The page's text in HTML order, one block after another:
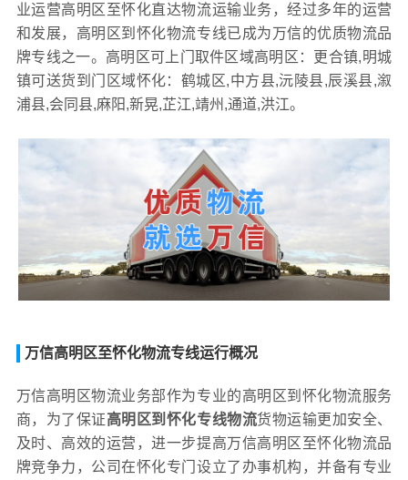
业运营高明区至怀化直达物流运输业务，经过多年的运营
和发展，高明区到怀化物流专线已成为万信的优质物流品
牌专线之一。高明区可上门取件区域高明区：更合镇,明城
镇可送货到门区域怀化：鹤城区,中方县,沅陵县,辰溪县,溆
浦县,会同县,麻阳,新晃,芷江,靖州,通道,洪江。
万信高明区至怀化物流专线运行概况
万信高明区物流业务部作为专业的高明区到怀化物流服务
商，为了保证高明区到怀化专线物流货物运输更加安全、
及时、高效的运营，进一步提高万信高明区至怀化物流品
牌竞争力，公司在怀化专门设立了办事机构，并备有专业